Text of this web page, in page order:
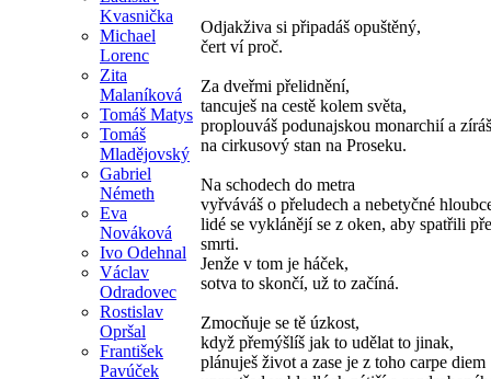
Kvasnička
Michael
Lorenc
Zita
Malaníková
Tomáš Matys
Tomáš
Mladějovský
Gabriel
Németh
Eva
Nováková
Ivo Odehnal
Václav
Odradovec
Rostislav
Opršal
František
Pavúček
Odjakživa si připadáš opuštěný,
čert ví proč.
Za dveřmi přelidnění,
tancuješ na cestě kolem světa,
proplouváš podunajskou monarchií a zíráš
na cirkusový stan na Proseku.
Na schodech do metra
vyřváváš o přeludech a nebetyčné
lidé se vyklánějí se z oken, aby spatřili
smrti.
Jenže v tom je háček,
sotva to skončí, už to začíná.
Zmocňuje se tě úzkost,
když přemýšlíš jak to udělat to jinak,
plánuješ život a zase je z toho carpe diem